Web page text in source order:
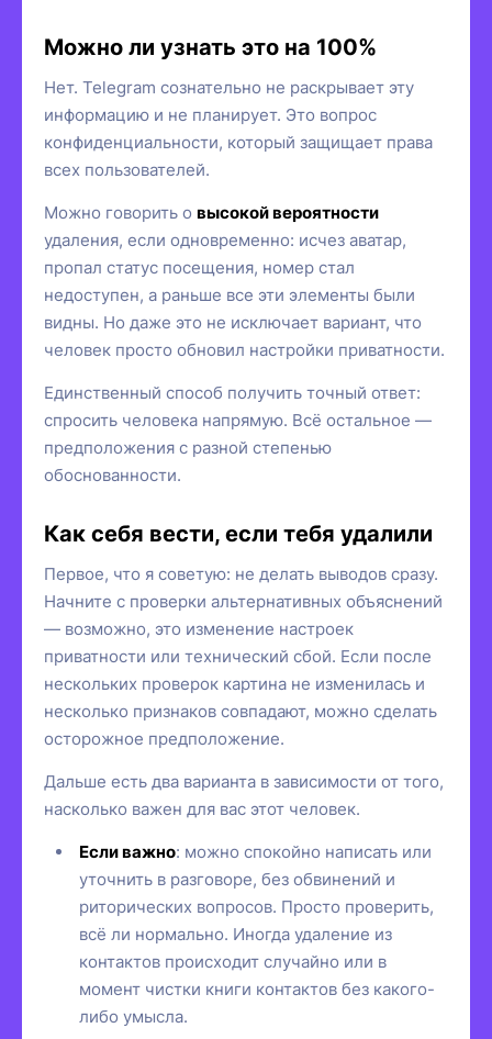
Можно ли узнать это на 100%
Нет. Telegram сознательно не раскрывает эту
информацию и не планирует. Это вопрос
конфиденциальности, который защищает права
всех пользователей.
Можно говорить о высокой вероятности
удаления, если одновременно: исчез аватар,
пропал статус посещения, номер стал
недоступен, а раньше все эти элементы были
видны. Но даже это не исключает вариант, что
человек просто обновил настройки приватности.
Единственный способ получить точный ответ:
спросить человека напрямую. Всё остальное —
предположения с разной степенью
обоснованности.
Как себя вести, если тебя удалили
Первое, что я советую: не делать выводов сразу.
Начните с проверки альтернативных объяснений
— возможно, это изменение настроек
приватности или технический сбой. Если после
нескольких проверок картина не изменилась и
несколько признаков совпадают, можно сделать
осторожное предположение.
Дальше есть два варианта в зависимости от того,
насколько важен для вас этот человек.
Если важно: можно спокойно написать или
уточнить в разговоре, без обвинений и
риторических вопросов. Просто проверить,
всё ли нормально. Иногда удаление из
контактов происходит случайно или в
момент чистки книги контактов без какого-
либо умысла.